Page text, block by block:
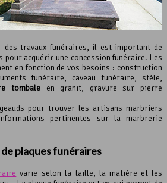
des travaux funéraires, il est important de
acquérir une concession funéraire. Les
en fonction de vos besoins : construction
funéraire, caveau funéraire, stèle,
tombaleen granit, gravure sur pierre
pour trouver les artisans marbriers
pertinentes sur la marbrerie
plaques funéraires
varie selon la taille, la matière et les